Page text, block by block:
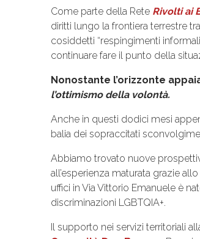
Come parte della Rete Rivolti ai
diritti lungo la frontiera terrestre
cosiddetti “respingimenti
continuare fare il punto della
Nonostante l’orizzonte
l’ottimismo della volontà.
Anche in questi dodici mesi
balia dei sopraccitati
Abbiamo trovato nuove
all’esperienza maturata grazie allo
uffici in Via Vittorio Emanuele è
discriminazioni LGBTQIA+.
Il supporto nei servizi territoriali